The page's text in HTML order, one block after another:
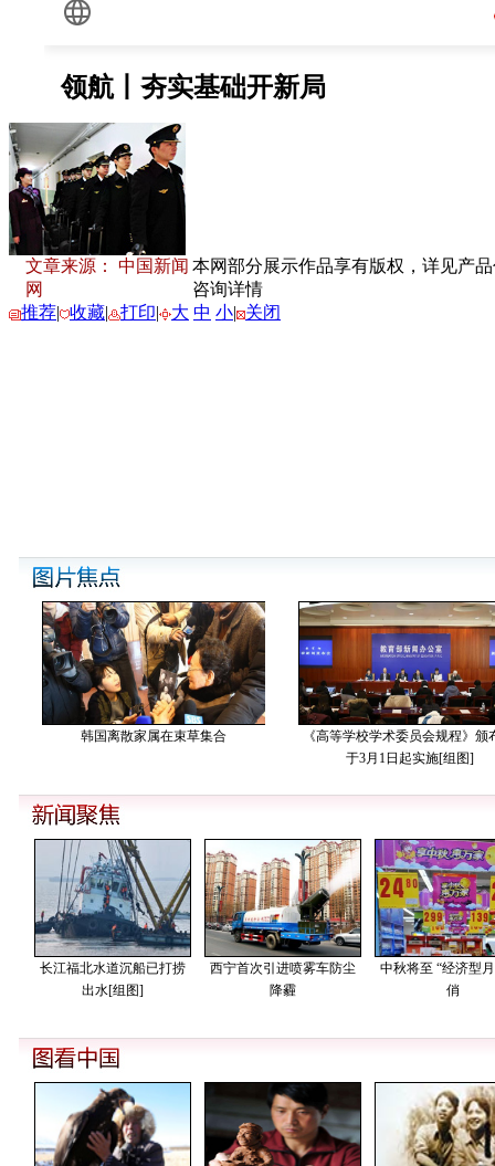
文章来源： 中国新闻
网
本网部分展示作品享有版权，详见产
咨询详情
推荐| 收藏| 打印| 大 中 小| 关闭